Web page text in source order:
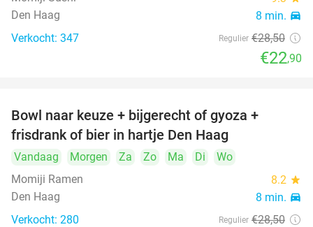
Den Haag 8 min. directions_car
Verkocht: 347 Regulier €28,50
€22,90
Bowl naar keuze + bijgerecht of gyoza +
frisdrank of bier in hartje Den Haag
Vandaag Morgen Za Zo Ma Di
Wo
Momiji Ramen
8.2 star
Den Haag 8 min. directions_car
Verkocht: 280 Regulier €28,50